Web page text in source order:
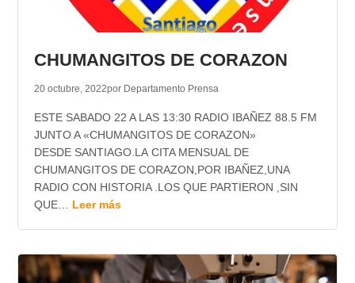
CHUMANGITOS DE CORAZON
20 octubre, 2022por Departamento Prensa
ESTE SABADO 22 A LAS 13:30 RADIO IBAÑEZ 88.5 FM
JUNTO A «CHUMANGITOS DE CORAZON»
DESDE SANTIAGO.LA CITA MENSUAL DE
CHUMANGITOS DE CORAZON,POR IBAÑEZ,UNA
RADIO CON HISTORIA .LOS QUE PARTIERON ,SIN
QUE… Leer más